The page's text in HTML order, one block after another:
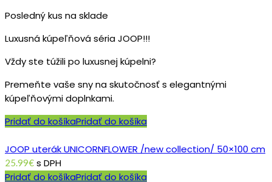
Posledný kus na sklade
Luxusná kúpeľňová séria JOOP!!!
Vždy ste túžili po luxusnej kúpelni?
Premeňte vaše sny na skutočnosť s elegantnými
kúpeľňovými doplnkami.
Pridať do košíkaPridať do košíka
JOOP uterák UNICORNFLOWER /new collection/ 50×100 cm
25.99€ s DPH
Pridať do košíkaPridať do košíka